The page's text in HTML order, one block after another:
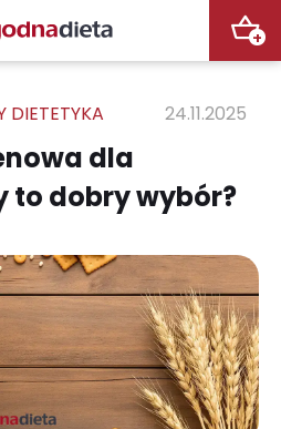
+
DIETETYKA 24.11.2025
dla
to dobry wybór?